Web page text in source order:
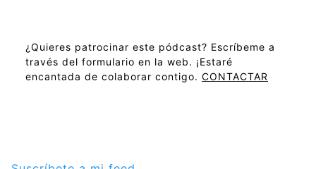
¿Quieres patrocinar este pódcast? Escríbeme a
través del formulario en la web. ¡Estaré
encantada de colaborar contigo. CONTACTAR